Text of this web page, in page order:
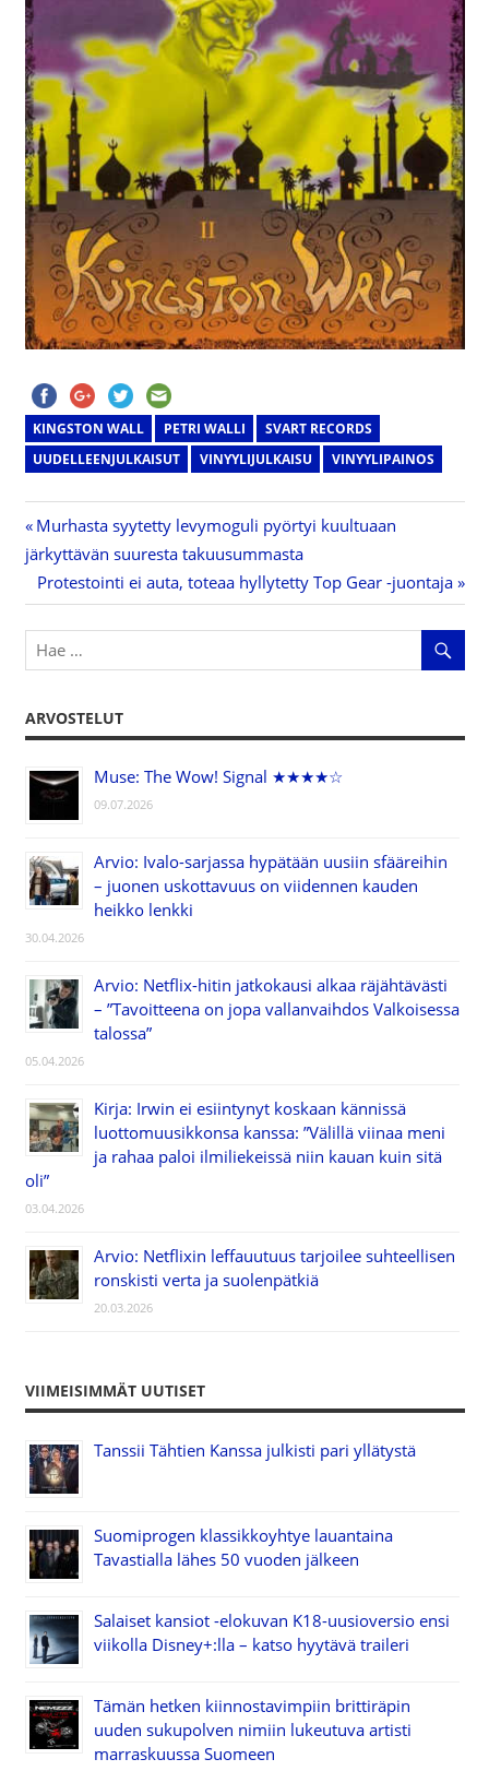
KINGSTON WALL PETRI WALLI
SVART RECORDS
UUDELLEENJULKAISUT
VINYYLIJULKAISU VINYYLIPAINOS
Artikkelien
selaus
Previous
Post:
Murhasta syytetty levymoguli pyörtyi kuultuaan
järkyttävän suuresta takuusummasta
Next
Post:
Protestointi ei auta, toteaa hyllytetty Top Gear -juontaja
ARVOSTELUT
Muse: The Wow! Signal ★★★★☆
09.07.2026
Arvio: Ivalo-sarjassa hypätään uusiin sfääreihin
– juonen uskottavuus on viidennen kauden
heikko lenkki
30.04.2026
Arvio: Netflix-hitin jatkokausi alkaa räjähtävästi
– ”Tavoitteena on jopa vallanvaihdos Valkoisessa
talossa”
05.04.2026
Kirja: Irwin ei esiintynyt koskaan kännissä
luottomuusikkonsa kanssa: ”Välillä viinaa meni
ja rahaa paloi ilmiliekeissä niin kauan kuin sitä
oli”
03.04.2026
Arvio: Netflixin leffauutuus tarjoilee suhteellisen
ronskisti verta ja suolenpätkiä
20.03.2026
VIIMEISIMMÄT UUTISET
Tanssii Tähtien Kanssa julkisti pari yllätystä
Suomiprogen klassikkoyhtye lauantaina
Tavastialla lähes 50 vuoden jälkeen
Salaiset kansiot -elokuvan K18-uusioversio ensi
viikolla Disney+:lla – katso hyytävä traileri
Tämän hetken kiinnostavimpiin brittiräpin
uuden sukupolven nimiin lukeutuva artisti
marraskuussa Suomeen